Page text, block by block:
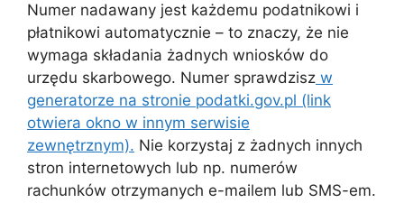
Numer nadawany jest każdemu podatnikowi i
płatnikowi automatycznie – to znaczy, że nie
wymaga składania żadnych wniosków do
urzędu skarbowego. Numer sprawdzisz w
generatorze na stronie podatki.gov.pl (link
otwiera okno w innym serwisie
zewnętrznym). Nie korzystaj z żadnych innych
stron internetowych lub np. numerów
rachunków otrzymanych e-mailem lub SMS-em.